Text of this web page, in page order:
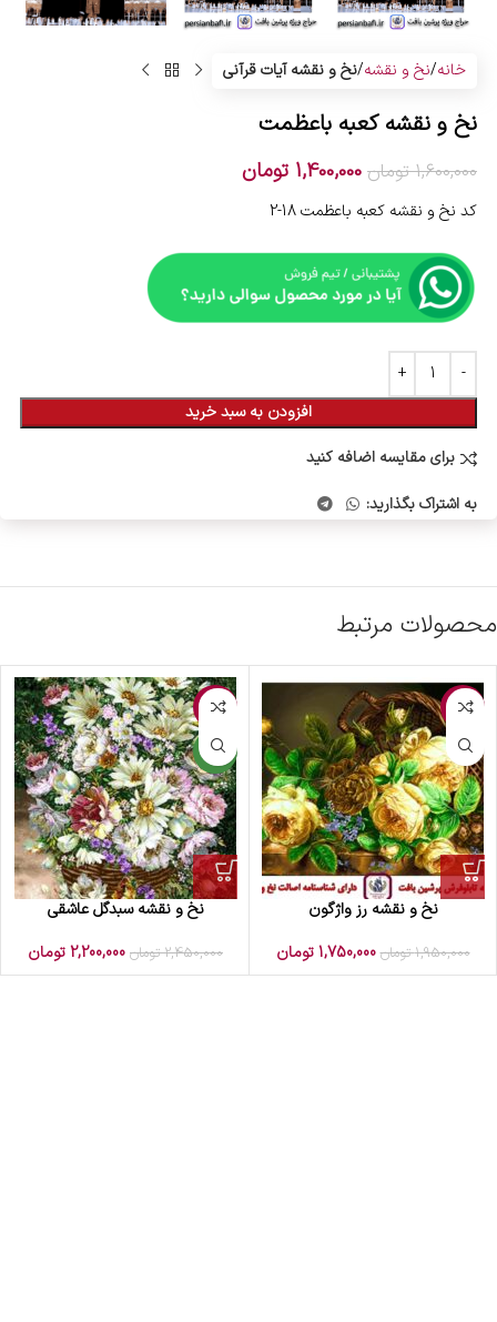
خانه نخ و نقشه نخ و نقشه آیات قرآنی
نخ و نقشه کعبه باعظمت
1,600,000 تومان 1,400,000 تومان
کد نخ و نقشه کعبه باعظمت 18-2
افزودن به سبد خرید
برای مقایسه اضافه کنید
به اشتراک بگذارید:
محصولات مرتبط
-10%
نخ و نقشه رز واژگون
1,950,000 تومان 1,750,000 تومان
-10%
جدید
نخ و نقشه سبدگل عاشقی
2,450,000 تومان 2,200,000تومان